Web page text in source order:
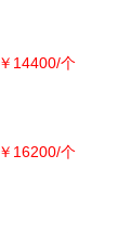
￥14400/个
￥16200/个